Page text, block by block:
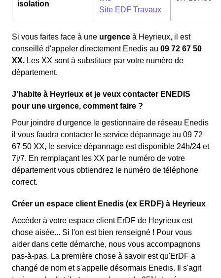
isolation
Site EDF Travaux
Si vous faites face à une urgence à Heyrieux, il est
conseillé d'appeler directement Enedis au 09 72 67 50
XX. Les XX sont à substituer par votre numéro de
département.
J'habite à Heyrieux et je veux contacter ENEDIS
pour une urgence, comment faire ?
Pour joindre d'urgence le gestionnaire de réseau Enedis
il vous faudra contacter le service dépannage au 09 72
67 50 XX, le service dépannage est disponible 24h/24 et
7j/7. En remplaçant les XX par le numéro de votre
département vous obtiendrez le numéro de téléphone
correct.
Créer un espace client Enedis (ex ERDF) à Heyrieux
Accéder à votre espace client ErDF de Heyrieux est
chose aisée... Si l'on est bien renseigné ! Pour vous
aider dans cette démarche, nous vous accompagnons
pas-à-pas. La première chose à savoir est qu'ErDF a
changé de nom et s'appelle désormais Enedis. Il s'agit